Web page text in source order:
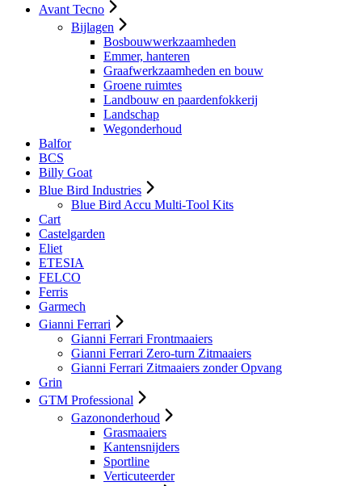
Avant Tecno
Bijlagen
Bosbouwwerkzaamheden
Emmer, hanteren
Graafwerkzaamheden en bouw
Groene ruimtes
Landbouw en paardenfokkerij
Landschap
Wegonderhoud
Balfor
BCS
Billy Goat
Blue Bird Industries
Blue Bird Accu Multi-Tool Kits
Cart
Castelgarden
Eliet
ETESIA
FELCO
Ferris
Garmech
Gianni Ferrari
Gianni Ferrari Frontmaaiers
Gianni Ferrari Zero-turn Zitmaaiers
Gianni Ferrari Zitmaaiers zonder Opvang
Grin
GTM Professional
Gazononderhoud
Grasmaaiers
Kantensnijders
Sportline
Verticuteerder